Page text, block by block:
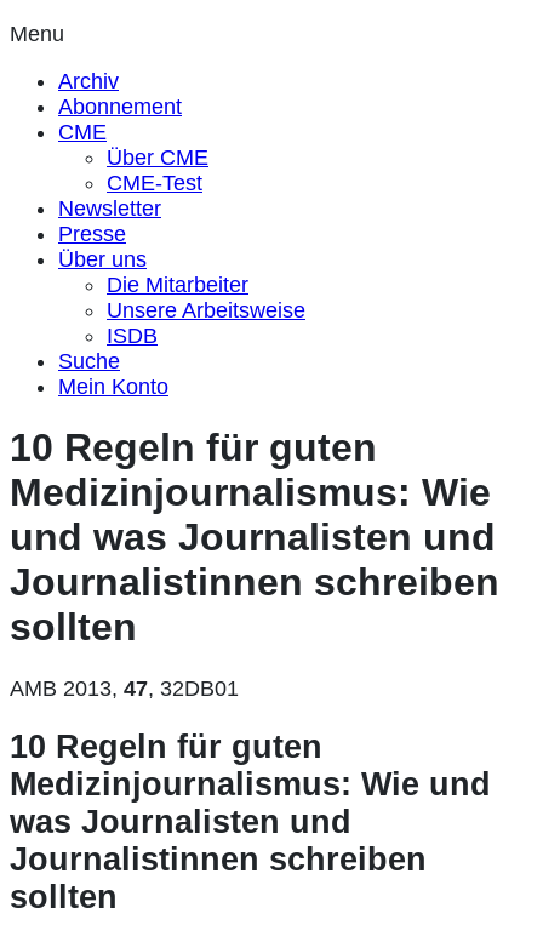
Menu
Archiv
Abonnement
CME
Über CME
CME-Test
Newsletter
Presse
Über uns
Die Mitarbeiter
Unsere Arbeitsweise
ISDB
Suche
Mein Konto
10 Regeln für guten
Medizinjournalismus: Wie
und was Journalisten und
Journalistinnen schreiben
sollten
AMB 2013, 47, 32DB01
10 Regeln für guten
Medizinjournalismus: Wie und
was Journalisten und
Journalistinnen schreiben
sollten